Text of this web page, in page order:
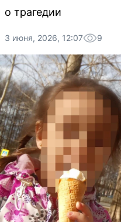
о трагедии
3 июня, 2026, 12:07 9